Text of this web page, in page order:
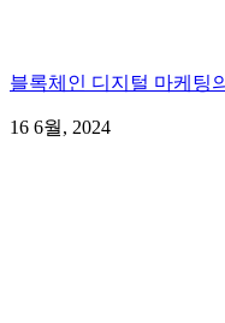
블록체인 디지털 마케팅
16 6월, 2024